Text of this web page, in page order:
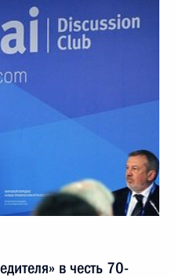
в честь 70-